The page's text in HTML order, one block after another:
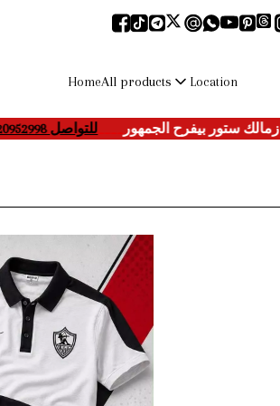
HomeAll products Location
زمالك ستور بيفرح الجمهور ____للتواصل 01220952998 ___-